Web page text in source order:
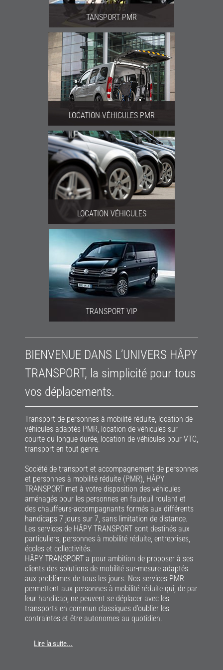
TANSPORT PMR
LOCATION VÉHICULES PMR
LOCATION VÉHICULES
TRANSPORT VIP
BIENVENUE DANS L’UNIVERS HÂPY
TRANSPORT, la simplicité pour tous
vos déplacements.
Transport de personnes à mobilité réduite, location de
véhicules adaptés PMR, location de véhicules sur
courte ou longue durée, location de véhicules pour VTC,
transport en tout genre.
Société de transport et accompagnement de personnes
et personnes à mobilité réduite (PMR), HÂPY
TRANSPORT met à votre disposition des véhicules
aménagés pour les personnes en fauteuil roulant et
des chauffeurs-accompagnants formés aux différents
handicaps 7 jours sur 7, sans limitation de distance.
Les services de HÂPY TRANSPORT sont destinés aux
particuliers, personnes à mobilité réduite, entreprises,
écoles et collectivités.
HÂPY TRANSPORT a pour ambition de proposer à ses
clients des solutions de mobilité sur-mesure adaptés
aux problèmes de tous les jours. Nos services PMR
permettent aux personnes à mobilité réduite qui, de par
leur handicap, ne peuvent se déplacer avec les
transports en commun classiques d’oublier les
contraintes et être autonomes au quotidien.
Lire la suite...